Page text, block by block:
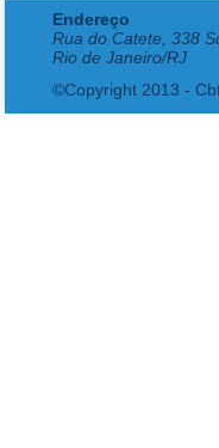
Endereço
Rua do Catete, 338
Rio de Janeiro/RJ
©Copyright 2013 -